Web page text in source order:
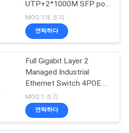
송수신기
UTP+2*1000M SFP port
DIN-Rail,RSTP, Ring
Network Managed
Industrial Switch
MOQ:1개 조각
연락하다
Full Gigabit Layer 2
Managed Industrial
Ethernet Switch 4POE +
2SFP Port
MOQ:1 조각
연락하다